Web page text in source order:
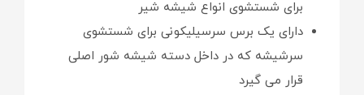
برای شستشوی انواع شیشه شیر
دارای یک برس سرسیلیکونی برای شستشوی
سرشیشه که در داخل دسته شیشه شور اصلی
قرار می گیرد